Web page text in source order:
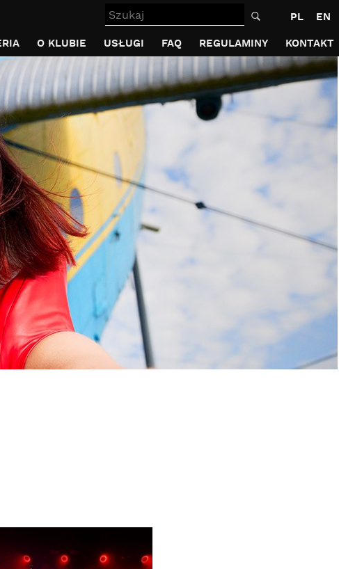
Szukaj PL
EN
O KLUBIE USŁUGI FAQ REGULAMINY KONTAKT